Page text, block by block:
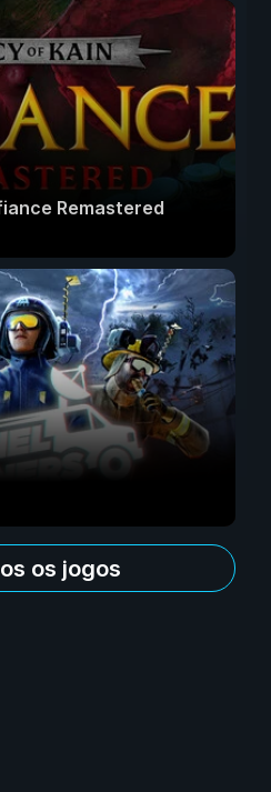
Remastered
os jogos